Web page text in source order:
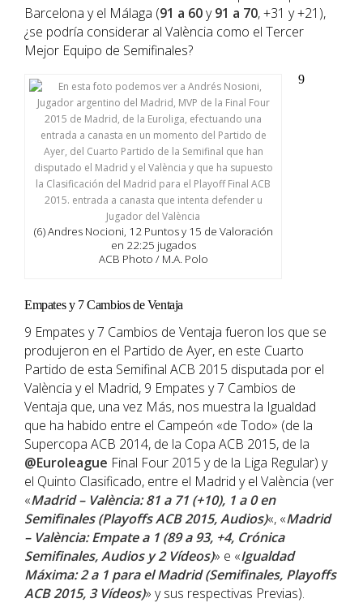
Barcelona y el Málaga (91 a 60y91 a 70, +31 y +21),
¿se podría considerar al València como el Tercer
Mejor Equipo de Semifinales?
(6) Andres Nocioni, 12 Puntos y 15 de Valoración
en 22:25 jugados
ACB Photo / M.A. Polo
9
Empates y 7 Cambios de Ventaja
9 Empates y 7 Cambios de Ventaja fueron los que se
produjeron en el Partido de Ayer, en este Cuarto
Partido de esta Semifinal ACB 2015 disputada por el
València y el Madrid, 9 Empates y 7 Cambios de
Ventaja que, una vez Más, nos muestra la Igualdad
que ha habido entre el Campeón «de Todo» (de la
Supercopa ACB 2014, de la Copa ACB 2015, de la
@Euroleague Final Four 2015 y de la Liga Regular) y
el Quinto Clasificado, entre el Madrid y el València (ver
«Madrid – València: 81 a 71 (+10), 1 a 0 en
Semifinales (Playoffs ACB 2015, Audios)«, «Madrid
– València: Empate a 1 (89 a 93, +4, Crónica
Semifinales, Audios y 2 Vídeos)» e «Igualdad
Máxima: 2 a 1 para el Madrid (Semifinales, Playoffs
ACB 2015, 3 Vídeos)» y sus respectivas Previas).